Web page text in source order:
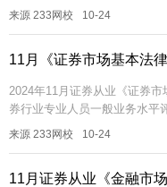
《证券投资顾问专业能力水平
来源 233网校 10-24
11月《证券市场基本法
2024年11月证券从业《证券
券行业专业人员一般业务水平
文。【2024年证券备考资料
来源 233网校 10-24
11月证券从业《金融市